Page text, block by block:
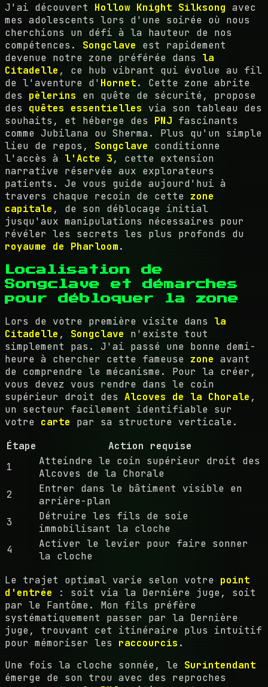
J'ai découvert Hollow Knight Silksong avec
mes adolescents lors d'une soirée où nous
cherchions un défi à la hauteur de nos
compétences. Songclave est rapidement
devenue notre zone préférée dans la
Citadelle , ce hub vibrant qui évolue au fil
de l'aventure d' Hornet. Cette zone abrite
des pèlerins en quête de sécurité, propose
des quêtes essentielles via son tableau des
souhaits, et héberge des PNJ fascinants
comme Jubilana ou Sherma. Plus qu'un simple
lieu de repos, Songclave conditionne
l'accès à l'Acte 3, cette extension
narrative réservée aux explorateurs
patients. Je vous guide aujourd'hui à
travers chaque recoin de cette zone
capitale , de son déblocage initial
jusqu'aux manipulations nécessaires pour
révéler les secrets les plus profonds du
royaume de Pharloom.
Localisation de
Songclave et démarches
pour débloquer la zone
Lors de votre première visite dans la
Citadelle , Songclave n'existe tout
simplement pas. J'ai passé une bonne demi-
heure à chercher cette fameuse zone avant
de comprendre le mécanisme. Pour la créer,
vous devez vous rendre dans le coin
supérieur droit des Alcoves de la Chorale ,
un secteur facilement identifiable sur
votre carte par sa structure verticale.
Étape
Action requise
1
Atteindre le coin supérieur droit des
Alcoves de la Chorale
2
Entrer dans le bâtiment visible en
arrière-plan
3
Détruire les fils de soie
immobilisant la cloche
4
Activer le levier pour faire sonner
la cloche
Le trajet optimal varie selon votre point
d'entrée : soit via la Dernière juge, soit
par le Fantôme. Mon fils préfère
systématiquement passer par la Dernière
juge, trouvant cet itinéraire plus intuitif
pour mémoriser les raccourcis .
Une fois la cloche sonnée, le Surintendant
émerge de son trou avec des reproches